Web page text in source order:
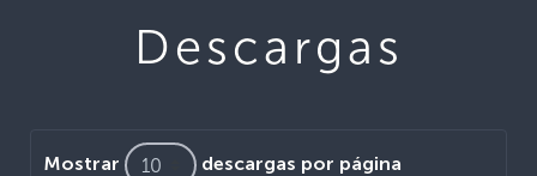
Descargas
Mostrar descargas por página